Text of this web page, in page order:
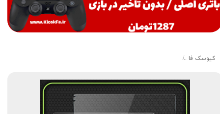
کیوسک‌ فا